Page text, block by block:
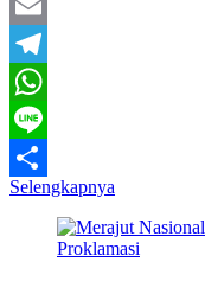
Twitter
Email
Telegram
WhatsApp
Line
Share
Selengkapnya